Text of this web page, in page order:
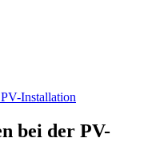
Installation
bei der PV-